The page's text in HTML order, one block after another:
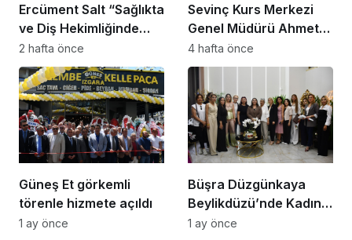
Ercüment Salt “Sağlıkta
ve Diş Hekimliğinde
Dünya Çok Önemli
Noktaya Geldi”
2 hafta önce
Sevinç Kurs Merkezi
Genel Müdürü Ahmet
Zeyrekmişoğlu
Başarının Sırrını Anlattı
4 hafta önce
Güneş Et görkemli
törenle hizmete açıldı
1 ay önce
Büşra Düzgünkaya
Beylikdüzü’nde Kadın
Girişimcilerle Buluştu
1 ay önce